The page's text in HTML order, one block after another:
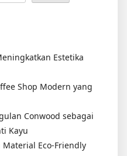
Estetika
Shop Modern yang
Conwood sebagai
Kayu
Material Eco-Friendly